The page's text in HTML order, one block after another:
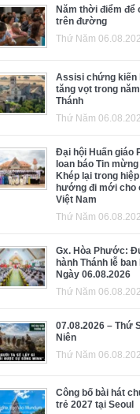
Năm thời điểm để
trên đường
Thứ Năm
Assisi chứng kiến
tăng vọt trong
Thánh
Thứ Năm
Đại hội Huấn giáo
loan báo Tin
Khép lại trong
hướng đi mới cho
Việt Nam
Thứ Năm
Gx. Hòa Phước:
hành Thánh lễ
Ngày 06.08.2026
Thứ Năm
07.08.2026 – Thứ
Niên
Thứ Năm
Công bố bài hát
trẻ 2027 tại Seoul